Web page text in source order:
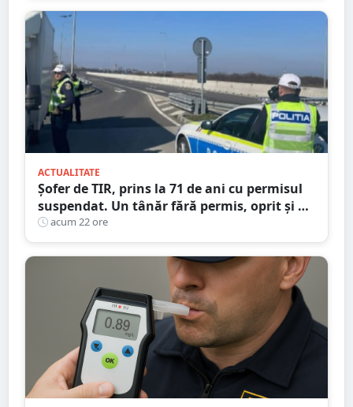
ACTUALITATE
Șofer de TIR, prins la 71 de ani cu permisul
suspendat. Un tânăr fără permis, oprit și el
la Petea
acum 22 ore